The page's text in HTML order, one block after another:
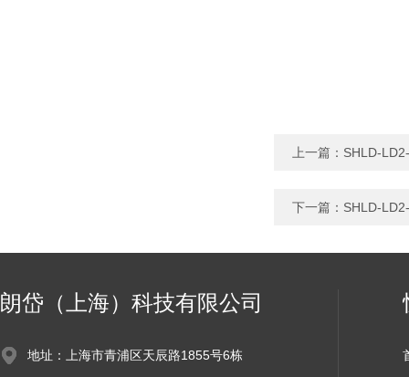
上一篇： SHLD-
下一篇： SHLD-
朗岱（上海）科技有限公司
地址：上海市青浦区天辰路1855号6栋